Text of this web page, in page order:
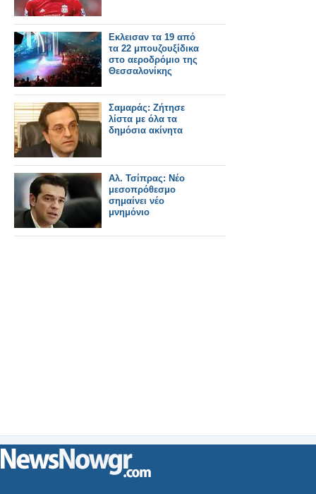
Εκλεισαν τα 19 από
τα 22 μπουζουξίδικα
στο αεροδρόμιο της
Θεσσαλονίκης
Σαμαράς: Ζήτησε
λίστα με όλα τα
δημόσια ακίνητα
Αλ. Τσίπρας: Νέο
μεσοπρόθεσμο
σημαίνει νέο
μνημόνιο